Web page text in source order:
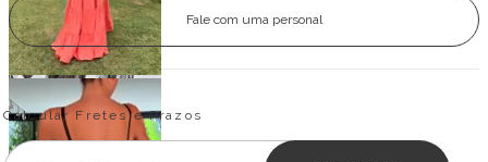
Fale com uma personal
Entregas para o CEP:
Calcular Fretes e Prazos